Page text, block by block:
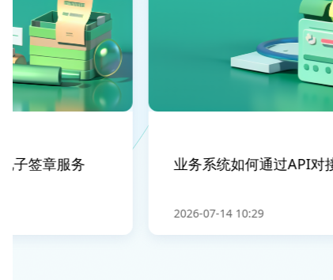
签章服务 业务系统如何通过API对接
2026-07-14 10:29